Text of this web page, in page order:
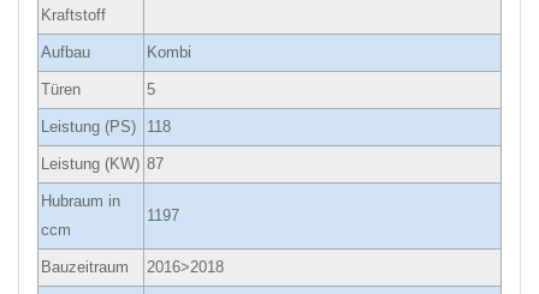
Kraftstoff
Aufbau Kombi
Türen 5
Leistung (PS) 118
Leistung (KW) 87
Hubraum in
ccm
1197
Bauzeitraum 2016>2018